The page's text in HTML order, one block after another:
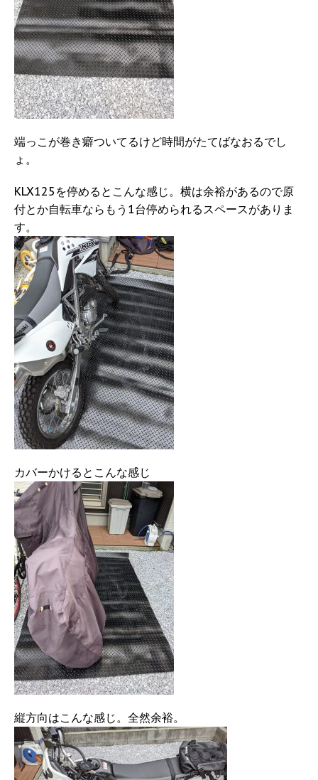
端っこが巻き癖ついてるけど時間がたてばなおるでし
ょ。
KLX125を停めるとこんな感じ。横は余裕があるので原
付とか自転車ならもう1台停められるスペースがありま
す。
カバーかけるとこんな感じ
縦方向はこんな感じ。全然余裕。